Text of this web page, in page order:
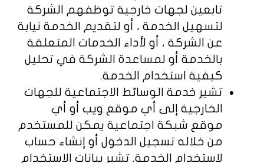
تابعين لجهات خارجية توظفهم الشركة
لتسهيل الخدمة ، أو لتقديم الخدمة نيابة
عن الشركة ، أو لأداء الخدمات المتعلقة
بالخدمة أو لمساعدة الشركة في تحليل
كيفية استخدام الخدمة.
تشير خدمة الوسائط الاجتماعية للجهات
الخارجية إلى أي موقع ويب أو أي
موقع شبكة اجتماعية يمكن للمستخدم
من خلاله تسجيل الدخول أو إنشاء حساب
لاستخدام الخدمة. تشير بيانات الاستخدام